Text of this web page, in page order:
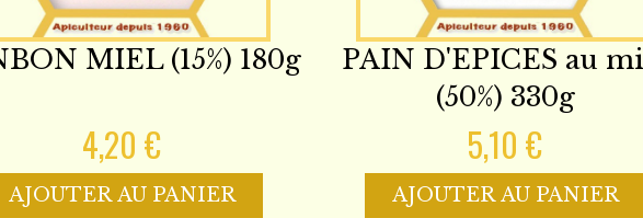
MIEL (15%) 180g
4,20 €
AJOUTER AU PANIER
PAIN D'EPICES au
(50%) 330g
5,10 €
AJOUTER AU PANIER